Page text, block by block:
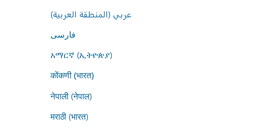
عربي (المنطقة العربية)
فارسى
አማርኛ (ኢትዮጵያ)
कोंकणी (भारत)
नेपाली (नेपाल)
मराठी (भारत)